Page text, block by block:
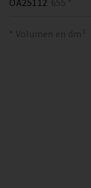
OA25112 655 *
* Volumen en dm³